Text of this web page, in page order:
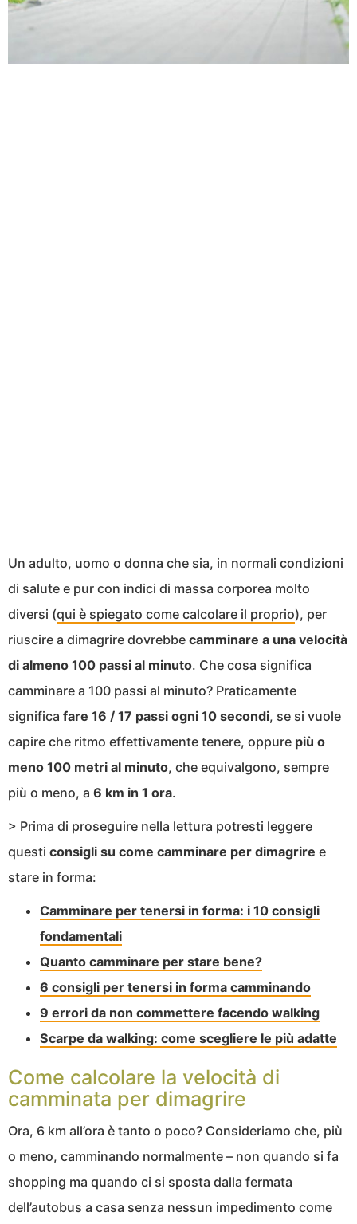
Un adulto, uomo o donna che sia, in normali condizioni
di salute e pur con indici di massa corporea molto
diversi (qui è spiegato come calcolare il proprio), per
riuscire a dimagrire dovrebbe camminare a una velocità
di almeno 100 passi al minuto. Che cosa significa
camminare a 100 passi al minuto? Praticamente
significa fare 16 / 17 passi ogni 10 secondi, se si vuole
capire che ritmo effettivamente tenere, oppure più o
meno 100 metri al minuto, che equivalgono, sempre
più o meno, a 6 km in 1 ora.
> Prima di proseguire nella lettura potresti leggere
questi consigli su come camminare per dimagrire e
stare in forma:
Camminare per tenersi in forma: i 10 consigli
fondamentali
Quanto camminare per stare bene?
6 consigli per tenersi in forma camminando
9 errori da non commettere facendo walking
Scarpe da walking: come scegliere le più adatte
Come calcolare la velocità di
camminata per dimagrire
Ora, 6 km all’ora è tanto o poco? Consideriamo che, più
o meno, camminando normalmente – non quando si fa
shopping ma quando ci si sposta dalla fermata
dell’autobus a casa senza nessun impedimento come